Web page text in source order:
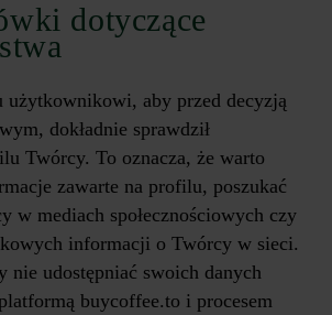
dotyczące
użytkownikowi, aby przed decyzją
dokładnie sprawdził
Twórcy. To oznacza, że warto
zawarte na profilu, poszukać
w mediach społecznościowych czy
informacji o Twórcy w sieci.
nie udostępniać swoich danych
buycoffee.to i procesem